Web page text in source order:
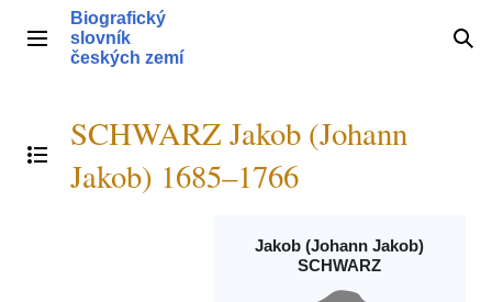
obsahHlavní menu
Biografický
slovník
českých zemí
Přepnout obsah
SCHWARZ Jakob (Johann
Jakob) 1685–1766
Jakob (Johann Jakob)
SCHWARZ